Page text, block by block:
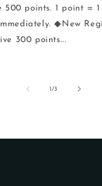
500 points. 1 point = 1
◆New
300 points...
1/of
3